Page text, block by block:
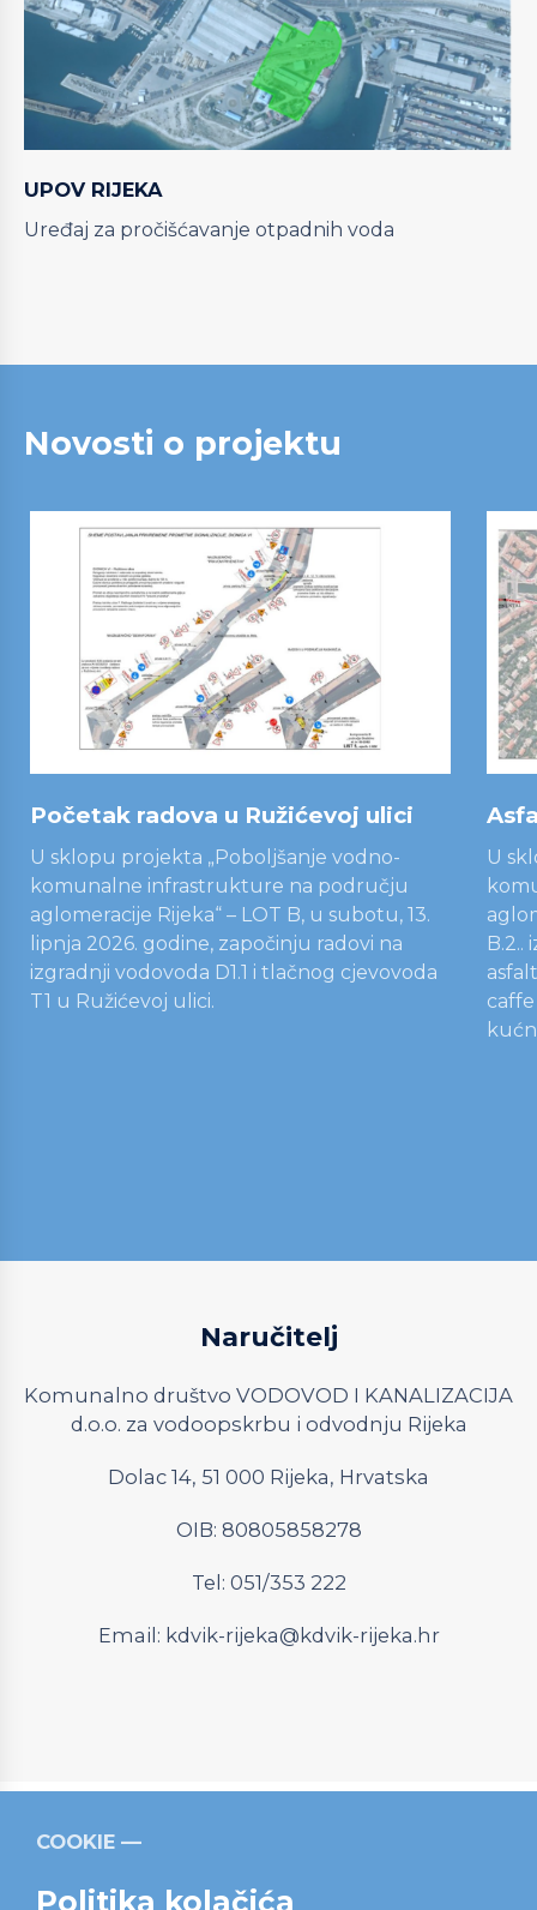
UPOV RIJEKA
Uređaj za pročišćavanje otpadnih voda
Novosti o projektu
Početak radova u Ružićevoj ulici
U sklopu projekta „Poboljšanje vodno-
komunalne infrastrukture na području
aglomeracije Rijeka“ – LOT B, u subotu, 13.
lipnja 2026. godine, započinju radovi na
izgradnji vodovoda D1.1 i tlačnog cjevovoda
T1 u Ružićevoj ulici.
U
B.2..
Naručitelj
Komunalno društvo VODOVOD I KANALIZACIJA
d.o.o. za vodoopskrbu i odvodnju Rijeka
Dolac 14, 51 000 Rijeka, Hrvatska
OIB: 80805858278
Tel: 051/353 222
Email: kdvik-rijeka@kdvik-rijeka.hr
Relevantni linkovi
COOKIE
Politika kolačića